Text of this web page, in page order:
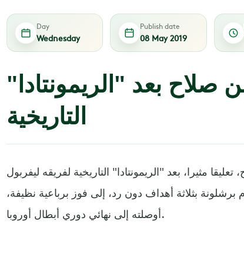
Day
Wednesday
Publish date
08 May 2019
صلاح بعد "الريمونتادا"
التاريخية
مثيرا، بعد "الريمونتادا" التاريخية لفريقه ليفربول
برشلونة بثلاثة أهداف دون رد، إلى فوز برباعية نظيفة،
أوصلته إلى نهائي دوري أبطال أوروبا.